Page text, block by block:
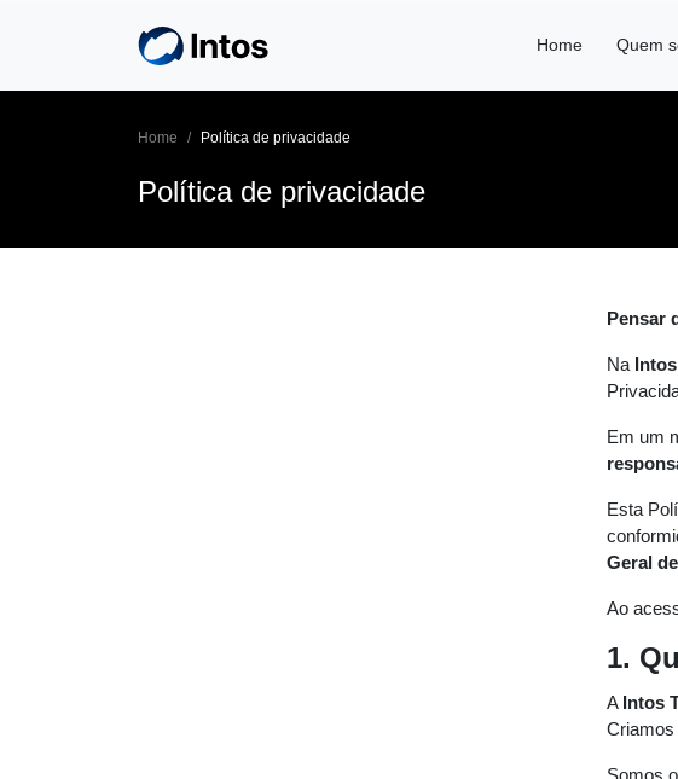
Home Quem
Home Política de privacidade
Política de privacidade
Pensar
Na
Em um
Esta
Geral
Ao
1.
A Intos
Criamos
Somos